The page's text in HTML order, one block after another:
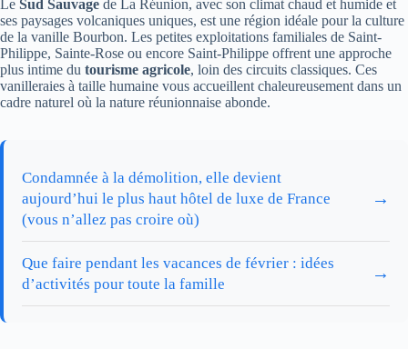
Le Sud Sauvage de La Réunion, avec son climat chaud et humide et
ses paysages volcaniques uniques, est une région idéale pour la culture
de la vanille Bourbon. Les petites exploitations familiales de Saint-
Philippe, Sainte-Rose ou encore Saint-Philippe offrent une approche
plus intime du tourisme agricole, loin des circuits classiques. Ces
vanilleraies à taille humaine vous accueillent chaleureusement dans un
cadre naturel où la nature réunionnaise abonde.
Condamnée à la démolition, elle devient
aujourd’hui le plus haut hôtel de luxe de France
(vous n’allez pas croire où)
→
Que faire pendant les vacances de février : idées
d’activités pour toute la famille
→